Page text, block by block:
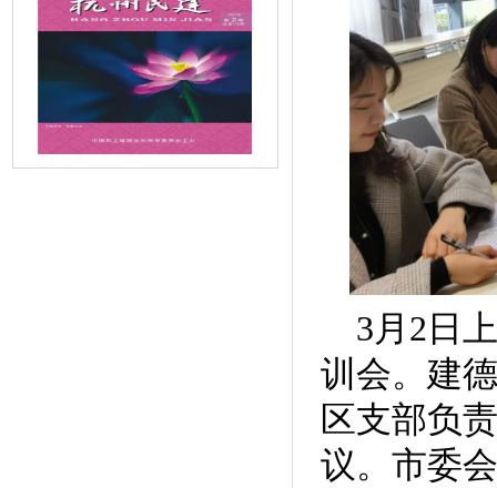
3月2日
训会。建
区支部负
议。市委